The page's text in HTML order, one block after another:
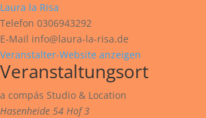
Laura la Risa
Telefon 0306943292
E-Mail info@laura-la-risa.de
Veranstalter-Website anzeigen
Veranstaltungsort
a compás Studio & Location
Hasenheide 54 Hof 3